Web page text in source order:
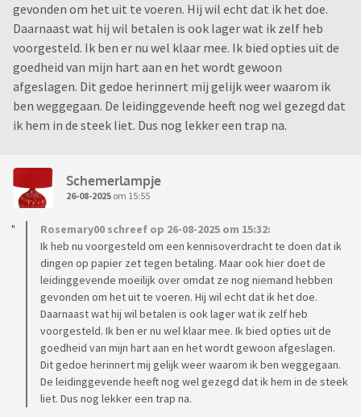
gevonden om het uit te voeren. Hij wil echt dat ik het doe.
Daarnaast wat hij wil betalen is ook lager wat ik zelf heb
voorgesteld. Ik ben er nu wel klaar mee. Ik bied opties uit de
goedheid van mijn hart aan en het wordt gewoon
afgeslagen. Dit gedoe herinnert mij gelijk weer waarom ik
ben weggegaan. De leidinggevende heeft nog wel gezegd dat
ik hem in de steek liet. Dus nog lekker een trap na.
Schemerlampje
26-08-2025 om 15:55
Rosemary00 schreef op 26-08-2025 om 15:32:
Ik heb nu voorgesteld om een kennisoverdracht te doen dat ik
dingen op papier zet tegen betaling. Maar ook hier doet de
leidinggevende moeilijk over omdat ze nog niemand hebben
gevonden om het uit te voeren. Hij wil echt dat ik het doe.
Daarnaast wat hij wil betalen is ook lager wat ik zelf heb
voorgesteld. Ik ben er nu wel klaar mee. Ik bied opties uit de
goedheid van mijn hart aan en het wordt gewoon afgeslagen.
Dit gedoe herinnert mij gelijk weer waarom ik ben weggegaan.
De leidinggevende heeft nog wel gezegd dat ik hem in de steek
liet. Dus nog lekker een trap na.